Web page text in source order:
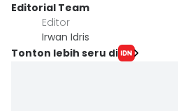
Editorial Team
Editor
Irwan Idris
Tonton lebih seru di